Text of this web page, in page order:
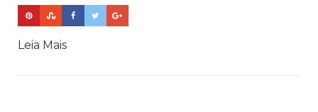
Leia Mais